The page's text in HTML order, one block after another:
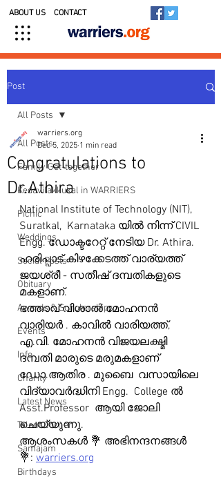
ABOUT US CONTACT
Post
All Posts
Family Get-together
Kedavilakkukal in WARRIERS
Picnic
Weddings
Social Posts
Obituary
Awards & Scholarships
Events
Info
Charity
Latest News
Talent Corner
Samajam
Birthdays
All Posts
Congratulations to
Dr.Athira
warriers.org
Dec 5, 2025 1 min read
National Institute of Technology (NIT),
Suratkal,  Karnataka യിൽ നിന്ന് CIVIL
Engg. ഡോക്ടറേറ്റ് നേടിയ Dr. Athira.
ഹരിപ്പാട് കിഴക്കേടത്ത് വാര്യത്ത്
ജയശ്രീ - സതീഷ് ദമ്പതികളുടെ
മകളാണ്.
ഭത്താവ് വിശാൽ മോഹനൻ
വാരിയർ . കാവിൽ വാരിയത്ത്,
എ.വി. മോഹനൻ വിജയലക്ഷ്മി
ദമ്പതി മാരുടെ മരുമകളാണ്
ഡോ.ആതിര . മുബൈ  വസായിലെ
വിദ്യാവർദ്ധിനി Engg.  College ൽ
Asst.Professor  ആയി ജോലി
ചെയ്യുന്നു.
ആശംസകൾ 💐 അഭിനന്ദനങ്ങൾ
💐: warriers.org